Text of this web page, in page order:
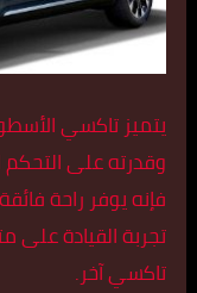
يتميز تاكسي
وقدرته على التحكم
فإنه يوفر راحة
تجربة القيادة على
تاكسي آخر.